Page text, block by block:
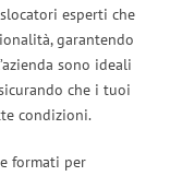
esperti che
garantendo
sono ideali
che i tuoi
condizioni.
formati per